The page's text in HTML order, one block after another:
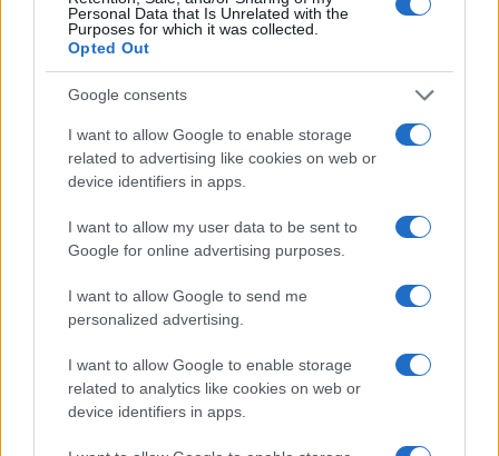
Personal Data that Is Unrelated with the
Purposes for which it was collected.
Opted Out
Google consents
I want to allow Google to enable storage
related to advertising like cookies on web or
device identifiers in apps.
I want to allow my user data to be sent to
Google for online advertising purposes.
I want to allow Google to send me
personalized advertising.
I want to allow Google to enable storage
related to analytics like cookies on web or
device identifiers in apps.
Ποντίων Κυριών
13/03/2026 - 11:22πμ
ΠΟΝΤΟΣ